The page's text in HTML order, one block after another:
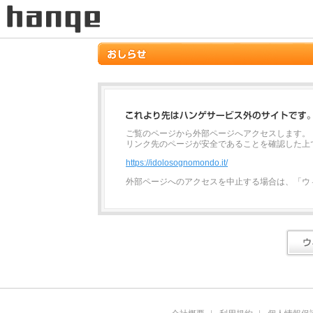
ご覧のページから外部ページへアクセスします。
リンク先のページが安全であることを確認した
https://idolosognomondo.it/
外部ページへのアクセスを中止する場合は、「